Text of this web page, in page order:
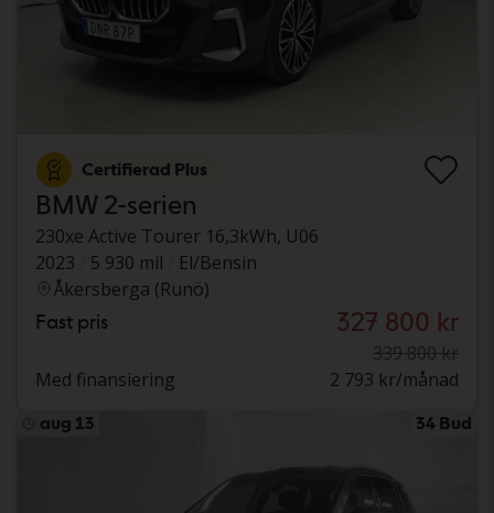
Certifierad Plus
BMW 2-serien
230xe Active Tourer 16,3kWh, U06
2023
5 930 mil
El/Bensin
Åkersberga (Runö)
Fast pris 327 800 kr
339 800 kr
Med finansiering
2 793 kr/månad
aug 13 34 Bud